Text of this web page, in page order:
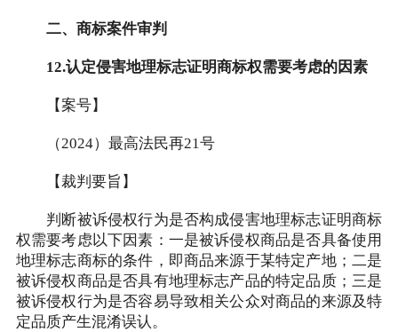
二、商标案件审判
12.认定侵害地理标志证明商标权需要考虑的因素
【案号】
（2024）最高法民再21号
【裁判要旨】
判断被诉侵权行为是否构成侵害地理标志证明商标
权需要考虑以下因素：一是被诉侵权商品是否具备使用
地理标志商标的条件，即商品来源于某特定产地；二是
被诉侵权商品是否具有地理标志产品的特定品质；三是
被诉侵权行为是否容易导致相关公众对商品的来源及特
定品质产生混淆误认。